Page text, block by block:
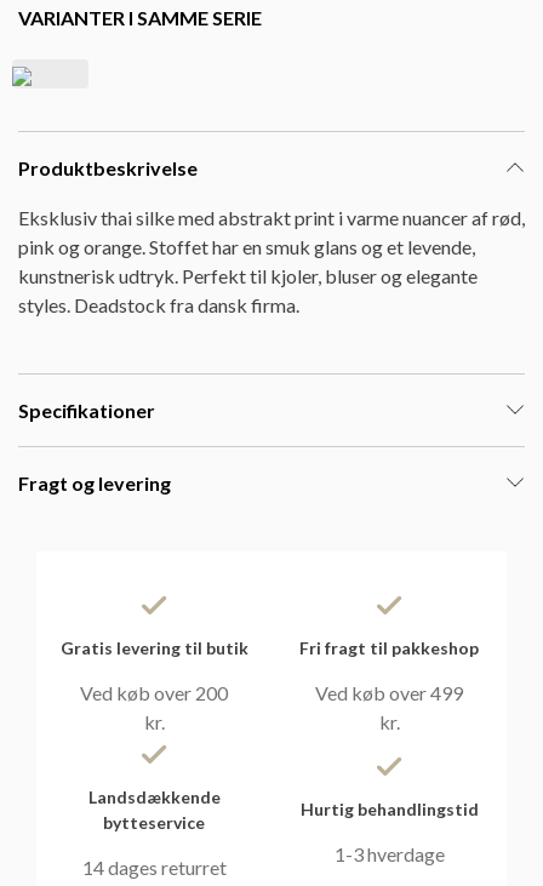
VARIANTER I SAMME SERIE
Produktbeskrivelse
Eksklusiv thai silke med abstrakt print i varme nuancer af rød,
pink og orange. Stoffet har en smuk glans og et levende,
kunstnerisk udtryk. Perfekt til kjoler, bluser og elegante
styles. Deadstock fra dansk firma.
Specifikationer
Fragt og levering
Gratis levering til butik
Ved køb over 200
kr.
Fri fragt til pakkeshop
Ved køb over 499
kr.
Landsdækkende
bytteservice
14 dages returret
Hurtig behandlingstid
1-3 hverdage